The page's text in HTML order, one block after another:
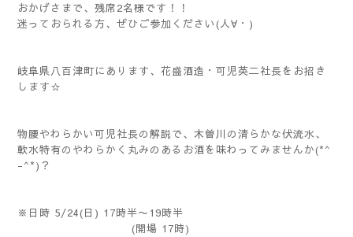
おかげさまで、残席2名様です！！
迷っておられる方、ぜひご参加ください(人∀・)
岐阜県八百津町にあります、花盛酒造・可児英二社長をお招き
します☆
物腰やわらかい可児社長の解説で、木曽川の清らかな伏流水、
軟水特有のやわらかく丸みのあるお酒を味わってみませんか(*^
-^*)？
※日時 5/24(日) 17時半〜19時半
(開場 17時)